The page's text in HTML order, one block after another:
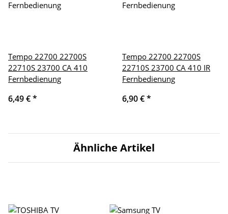
Tempo 22700 22700S
22710S 23700 CA 410
Fernbedienung
6,49 €*
Tempo 22700 22700S
22710S 23700 CA 410 IR
Fernbedienung
6,90 €*
Ähnliche Artikel